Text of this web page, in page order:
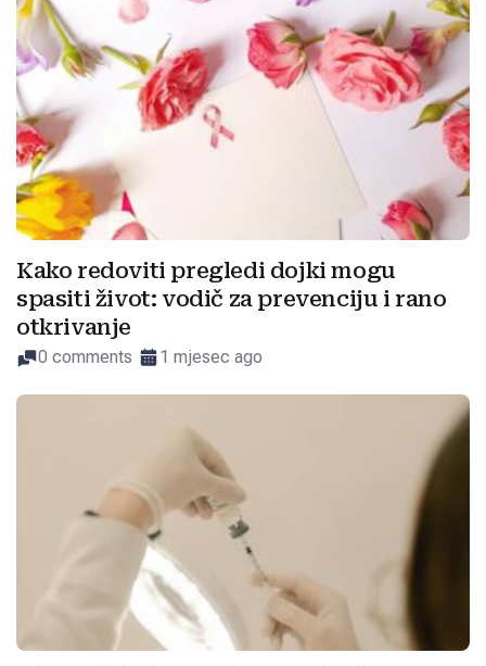
Kako redoviti pregledi dojki mogu
spasiti život: vodič za prevenciju i rano
otkrivanje
0 comments 1 mjesec ago